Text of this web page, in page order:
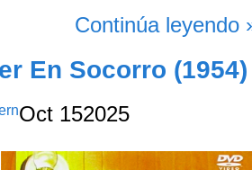
Continúa leyendo
En Socorro (1954)
Oct 152025